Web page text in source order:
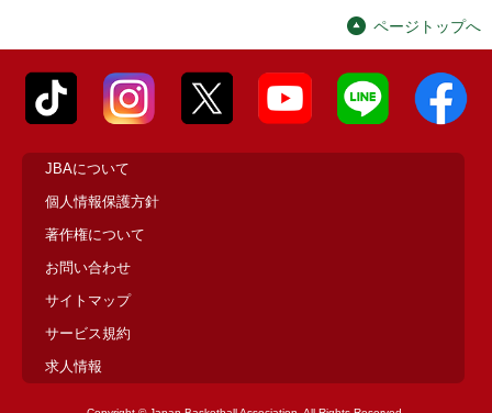
ページトップへ
JBAについて
個人情報保護方針
著作権について
お問い合わせ
サイトマップ
サービス規約
求人情報